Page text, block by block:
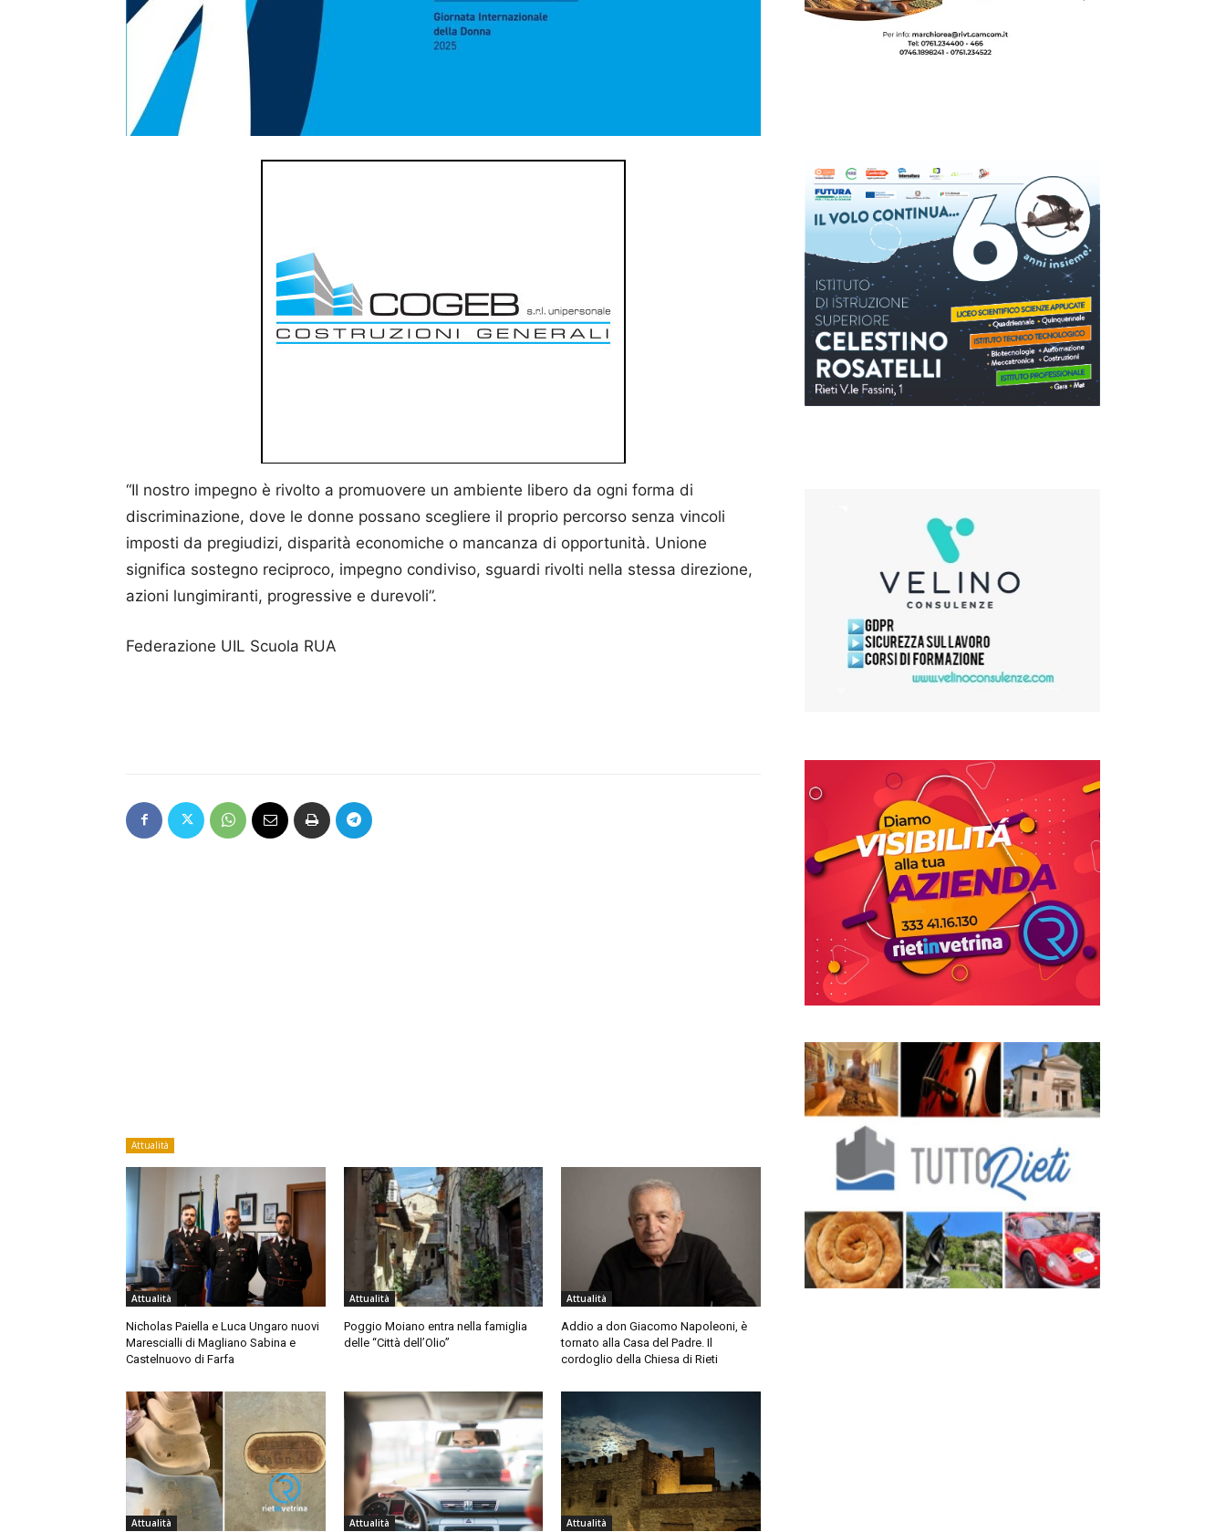
“Il nostro impegno è rivolto a promuovere un ambiente libero da ogni forma di
discriminazione, dove le donne possano scegliere il proprio percorso senza vincoli
imposti da pregiudizi, disparità economiche o mancanza di opportunità. Unione
significa sostegno reciproco, impegno condiviso, sguardi rivolti nella stessa direzione,
azioni lungimiranti, progressive e durevoli”.
Federazione UIL Scuola RUA
Attualità
Attualità
Nicholas Paiella e Luca Ungaro nuovi
Marescialli di Magliano Sabina e
Castelnuovo di Farfa
Attualità
Poggio Moiano entra nella famiglia
delle “Città dell’Olio”
Attualità
Addio a don Giacomo Napoleoni, è
tornato alla Casa del Padre. Il
cordoglio della Chiesa di Rieti
Attualità Attualità Attualità